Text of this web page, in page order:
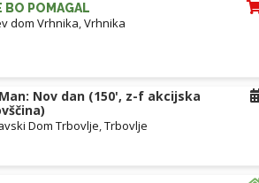
BO POMAGAL
dom Vrhnika,Vrhnika
Nov dan (150', z-f akcijska
Dom Trbovlje,Trbovlje